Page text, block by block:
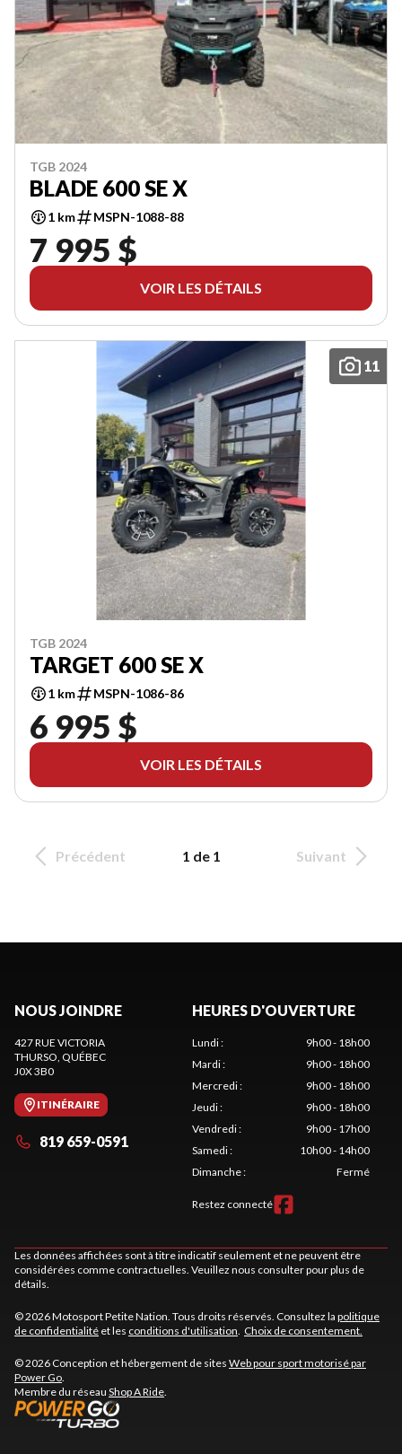
TGB 2024
BLADE 600 SE X
1 km MSPN-1088-88
7 995 $
VOIR LES DÉTAILS
11
TGB 2024
TARGET 600 SE X
1 km MSPN-1086-86
6 995 $
VOIR LES DÉTAILS
Précédent 1 de 1 Suivant
NOUS JOINDRE
427 RUE VICTORIA
THURSO , QUÉBEC
J0X 3B0
ITINÉRAIRE
819 659-0591
HEURES D'OUVERTURE
Lundi:
9h00 - 18h00
Mardi:
9h00 - 18h00
Mercredi:
9h00 - 18h00
Jeudi:
9h00 - 18h00
Vendredi:
9h00 - 17h00
Samedi:
10h00 - 14h00
Dimanche: Fermé
Restez connecté
Les données affichées sont à titre indicatif seulement et ne peuvent être
considérées comme contractuelles. Veuillez nous consulter pour plus de
détails.
© 2026 Motosport Petite Nation. Tous droits réservés. Consultez la politique
de confidentialité et les conditions d'utilisation Choix de consentement.
© 2026 Conception et hébergement de sites Web pour sport motorisé par
Power Go
Membre du réseau Shop A Ride